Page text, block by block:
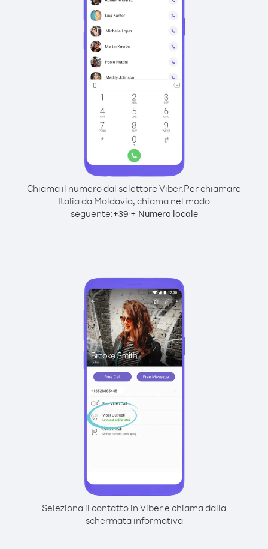
Chiama il numero dal selettore Viber.Per chiamare
Italia da Moldavia, chiama nel modo
seguente:+39 + Numero locale
Seleziona il contatto in Viber e chiama dalla
schermata informativa